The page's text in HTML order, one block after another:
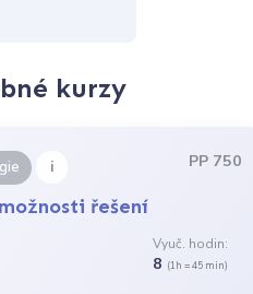
kurzy
i PP 750
řešení
Vyuč. hodin:
8 (1h = 45 min)